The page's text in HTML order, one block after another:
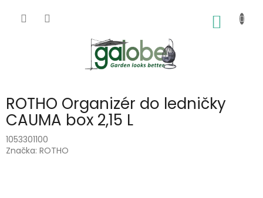
ROTHO Organizér do ledničky
CAUMA box 2,15 L
1053301100
Značka: ROTHO